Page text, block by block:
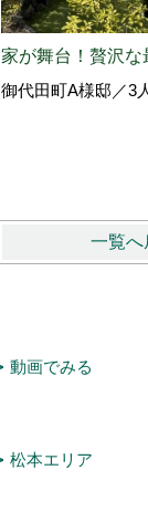
家が舞台！贅沢な
御代田町A様邸／3
一覧へ
動画でみる
松本エリア